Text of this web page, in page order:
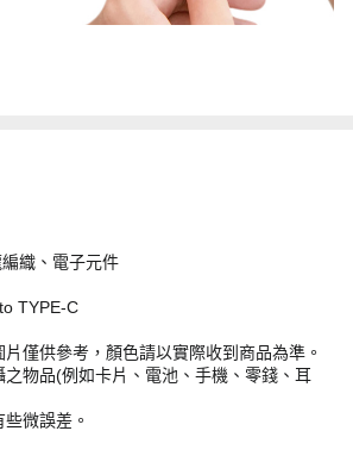
織、電子元件
TYPE-C
僅供參考，顏色請以實際收到商品為準。
物品(例如卡片、電池、手機、零錢、耳
微誤差。